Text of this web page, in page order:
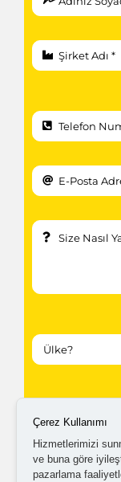
Çerez Kullanımı
Hizmetlerimizi
ve buna göre
pazarlama